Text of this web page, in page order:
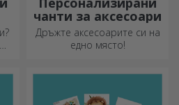
чанти за аксесоари
Дръжте аксесоарите си на
едно място!